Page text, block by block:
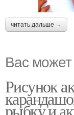
читать дальше →
Вас может
Рисунок
рыбку и